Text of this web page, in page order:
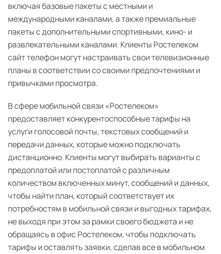
включая базовые пакеты с местными и
международными каналами, а также премиальные
пакеты с дополнительными спортивными, кино- и
развлекательными каналами. Клиенты Ростелеком
сайт телефон могут настраивать свои телевизионные
планы в соответствии со своими предпочтениями и
привычками просмотра.
В сфере мобильной связи «Ростелеком»
предоставляет конкурентоспособные тарифы на
услуги голосовой почты, текстовых сообщений и
передачи данных, которые можно подключать
дистанционно. Клиенты могут выбирать варианты с
предоплатой или постоплатой с различным
количеством включенных минут, сообщений и данных,
чтобы найти план, который соответствует их
потребностям в мобильной связи и выгодных тарифах,
не выходя при этом за рамки своего бюджета и не
обращаясь в офис Ростелеком, чтобы подключать
тарифы и оставлять заявки, сделав все в мобильном